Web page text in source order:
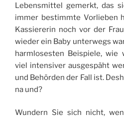
Lebensmittel gemerkt, das
immer bestimmte Vorlieben
Kassiererin noch vor der
wieder ein Baby unterwegs
harmlosesten Beispiele, wie
viel intensiver ausgespäht
und Behörden der Fall ist.
na und?
Wundern Sie sich nicht,